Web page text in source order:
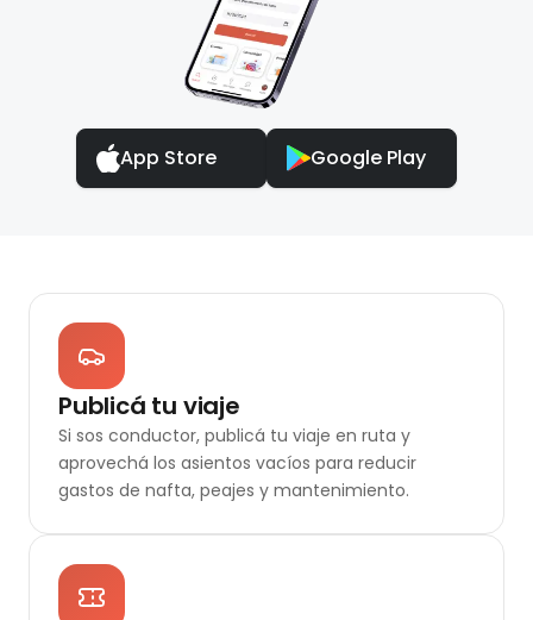
App Store Google Play
Publicá tu viaje
Si sos conductor, publicá tu viaje en ruta y
aprovechá los asientos vacíos para reducir
gastos de nafta, peajes y mantenimiento.